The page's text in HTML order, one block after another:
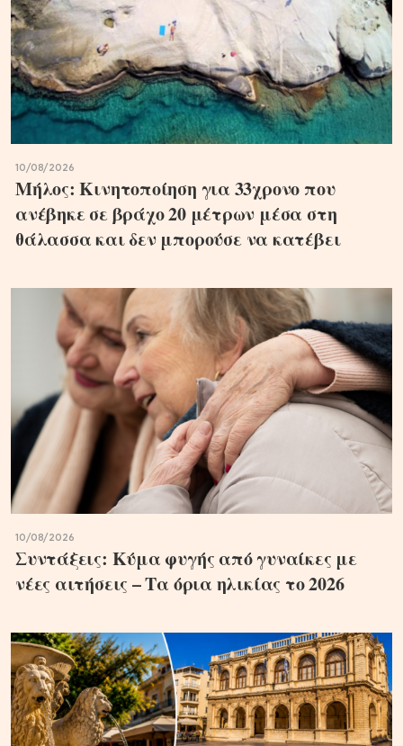
10/08/2026
Μήλος: Κινητοποίηση για 33χρονο που
ανέβηκε σε βράχο 20 μέτρων μέσα στη
θάλασσα και δεν μπορούσε να κατέβει
10/08/2026
Συντάξεις: Κύμα φυγής από γυναίκες με
νέες αιτήσεις – Τα όρια ηλικίας το 2026